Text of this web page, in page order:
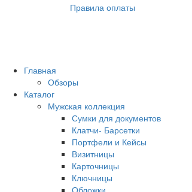
Правила оплаты
Главная
Обзоры
Каталог
Мужская коллекция
Сумки для документов
Клатчи- Барсетки
Портфели и Кейсы
Визитницы
Карточницы
Ключницы
Обложки